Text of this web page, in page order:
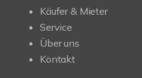
Käufer & Mieter
Service
Über uns
Kontakt